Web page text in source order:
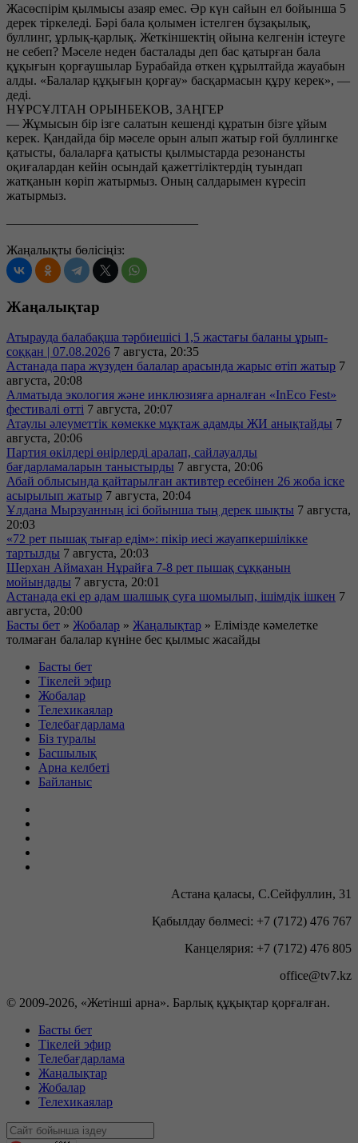
Жасөспірім қылмысы азаяр емес. Әр күн сайын ел бойынша 5
дерек тіркеледі. Бәрі бала қолымен істелген бұзақылық,
буллинг, ұрлық-қарлық. Жеткіншектің ойына келгенін істеуге
не себеп? Мәселе неден басталады деп бас қатырған бала
құқығын қорғаушылар Бурабайда өткен құрылтайда жауабын
алды. «Балалар құқығын қорғау» басқармасын құру керек», —
деді.
НҰРСҰЛТАН ОРЫНБЕКОВ, ЗАҢГЕР
— Жұмысын бір ізге салатын кешенді құратын бізге ұйым
керек. Қандайда бір мәселе орын алып жатыр ғой буллингке
қатысты, балаларға қатысты қылмыстарда резонансты
оқиғалардан кейін осындай қажеттіліктердің туындап
жатқанын көріп жатырмыз. Оның салдарымен күресіп
жатырмыз.
———————————————
Жаңалықты бөлісіңіз:
Жаңалықтар
Атырауда балабақша тәрбиешісі 1,5 жастағы баланы ұрып-
соққан | 07.08.2026 7 августа, 20:35
Астанада пара жүзуден балалар арасында жарыс өтіп жатыр 7
августа, 20:08
Алматыда экология және инклюзияға арналған «InEco Fest»
фестивалі өтті 7 августа, 20:07
Атаулы әлеуметтік көмекке мұқтаж адамды ЖИ анықтайды 7
августа, 20:06
Партия өкілдері өңірлерді аралап, сайлауалды
бағдарламаларын таныстырды 7 августа, 20:06
Абай облысында қайтарылған активтер есебінен 26 жоба іске
асырылып жатыр 7 августа, 20:04
Ұлдана Мырзуанның ісі бойынша тың дерек шықты 7 августа,
20:03
«72 рет пышақ тығар едім»: пікір иесі жауапкершілікке
тартылды 7 августа, 20:03
Шерхан Аймахан Нұрайға 7-8 рет пышақ сұққанын
мойындады 7 августа, 20:01
Астанада екі ер адам шалшық суға шомылып, ішімдік ішкен 7
августа, 20:00
Басты бет » Жобалар » Жаңалықтар » Елімізде кәмелетке
толмаған балалар күніне бес қылмыс жасайды
Басты бет
Тікелей эфир
Жобалар
Телехикаялар
Телебағдарлама
Біз туралы
Басшылық
Арна келбеті
Байланыс
Астана қаласы, С.Сейфуллин, 31
Қабылдау бөлмесі: +7 (7172) 476 767
Канцелярия: +7 (7172) 476 805
office@tv7.kz
© 2009-2026, «Жетінші арна». Барлық құқықтар қорғалған.
Басты бет
Тікелей эфир
Телебағдарлама
Жаңалықтар
Жобалар
Телехикаялар